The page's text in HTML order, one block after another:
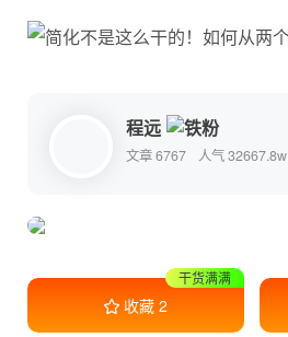
程远
文章 6767 人气 32667.8w
收藏 2
收藏学习